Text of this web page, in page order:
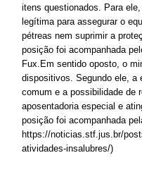
itens questionados. Para
legítima para assegurar o
pétreas nem suprimir a
posição foi acompanhada
Fux.Em sentido oposto, o
dispositivos. Segundo ele, a
comum e a possibilidade de
aposentadoria especial e
posição foi acompanhada
https://noticias.stf.jus.br/
atividades-insalubres/)